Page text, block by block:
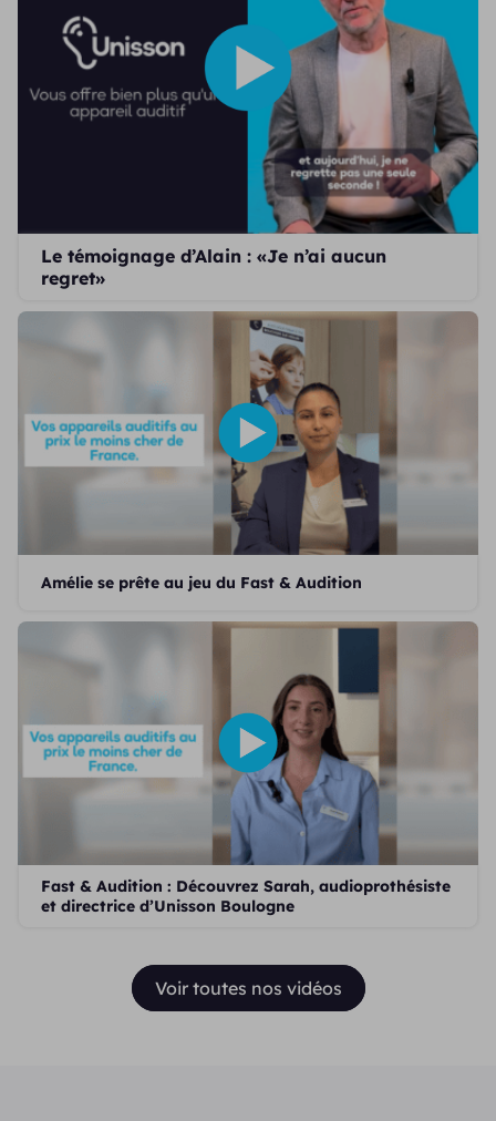
Le témoignage d’Alain : «Je n’ai aucun
regret»
Amélie se prête au jeu du Fast & Audition
Fast & Audition : Découvrez Sarah, audioprothésiste
et directrice d’Unisson Boulogne
Voir toutes nos vidéos